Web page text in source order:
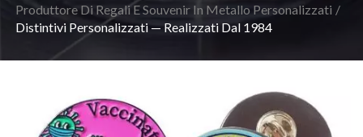
Produttore Di Regali E Souvenir In Metallo Personalizzati /
Distintivi Personalizzati — Realizzati Dal 1984